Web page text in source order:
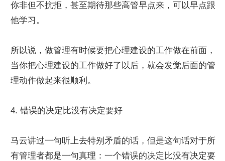
你非但不抗拒，甚至期待那些高管早点来，可以早点跟
他学习。
所以说，做管理有时候要把心理建设的工作做在前面，
当你把心理建设的工作做好了以后，就会发觉后面的管
理动作做起来很顺利。
4. 错误的决定比没有决定要好
马云讲过一句听上去特别矛盾的话，但是这句话对于所
有管理者都是一句真理：一个错误的决定比没有决定要